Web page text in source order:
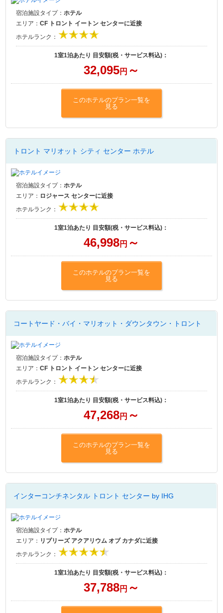
宿泊施設タイプ：ホテル
エリア：CF トロント イートン センターに近接
ホテルランク：
1室1泊あたり 目安額(税・サービス料込)：
32,095円 ～
このホテルのプラン一覧を
見る
トロント マリオット シティ センター ホテル
宿泊施設タイプ：ホテル
エリア： ロジャース センターに近接
ホテルランク：
1室1泊あたり 目安額(税・サービス料込)：
46,998円 ～
このホテルのプラン一覧を
見る
コートヤード・バイ・マリオット・ダウンタウン・トロント
宿泊施設タイプ：ホテル
エリア：CF トロント イートン センターに近接
ホテルランク：
1室1泊あたり 目安額(税・サービス料込)：
47,268円 ～
このホテルのプラン一覧を
見る
インターコンチネンタル トロント センター by IHG
宿泊施設タイプ：ホテル
エリア： リプリーズ アクアリウム オブ カナダに近接
ホテルランク：
1室1泊あたり 目安額(税・サービス料込)：
37,788円 ～